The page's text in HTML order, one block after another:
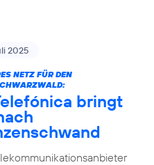
2025
NETZ FÜR DEN
bringt